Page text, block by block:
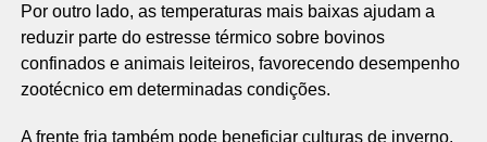
Por outro lado, as temperaturas mais baixas ajudam a
reduzir parte do estresse térmico sobre bovinos
confinados e animais leiteiros, favorecendo desempenho
zootécnico em determinadas condições.
A frente fria também pode beneficiar culturas de inverno.